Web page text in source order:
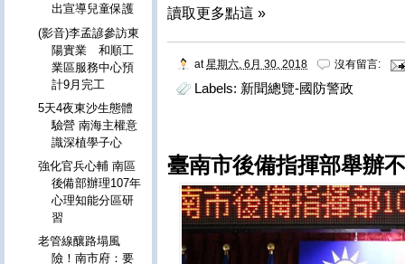
讀取更多點這 »
at星期六, 6月 30, 2018 沒有留言:
Labels: 新聞總覽-國防警政
臺南市後備指揮部舉辦
出宣導兒童保護
(影音)李孟諺參訪東
陽實業 和順工
業區服務中心預
計9月完工
5天4夜東沙生態體
驗營 南海主權意
識深植學子心
強化官兵心輔 南區
後備部辦理107年
心理知能分區研
習
老管線釀路塌風
險！南市府：要